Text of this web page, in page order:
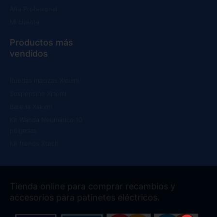
Productos más
vendidos
Tienda online para comprar recambios y
accesorios para patinetes eléctricos.